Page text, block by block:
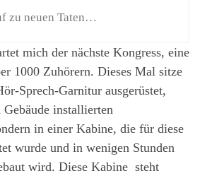
zu neuen Taten…
mich der nächste Kongress, eine
1000 Zuhörern. Dieses Mal sitze
Sprech-Garnitur ausgerüstet,
installierten
in einer Kabine, die für diese
wurde und in wenigen Stunden
wird. Diese Kabine steht